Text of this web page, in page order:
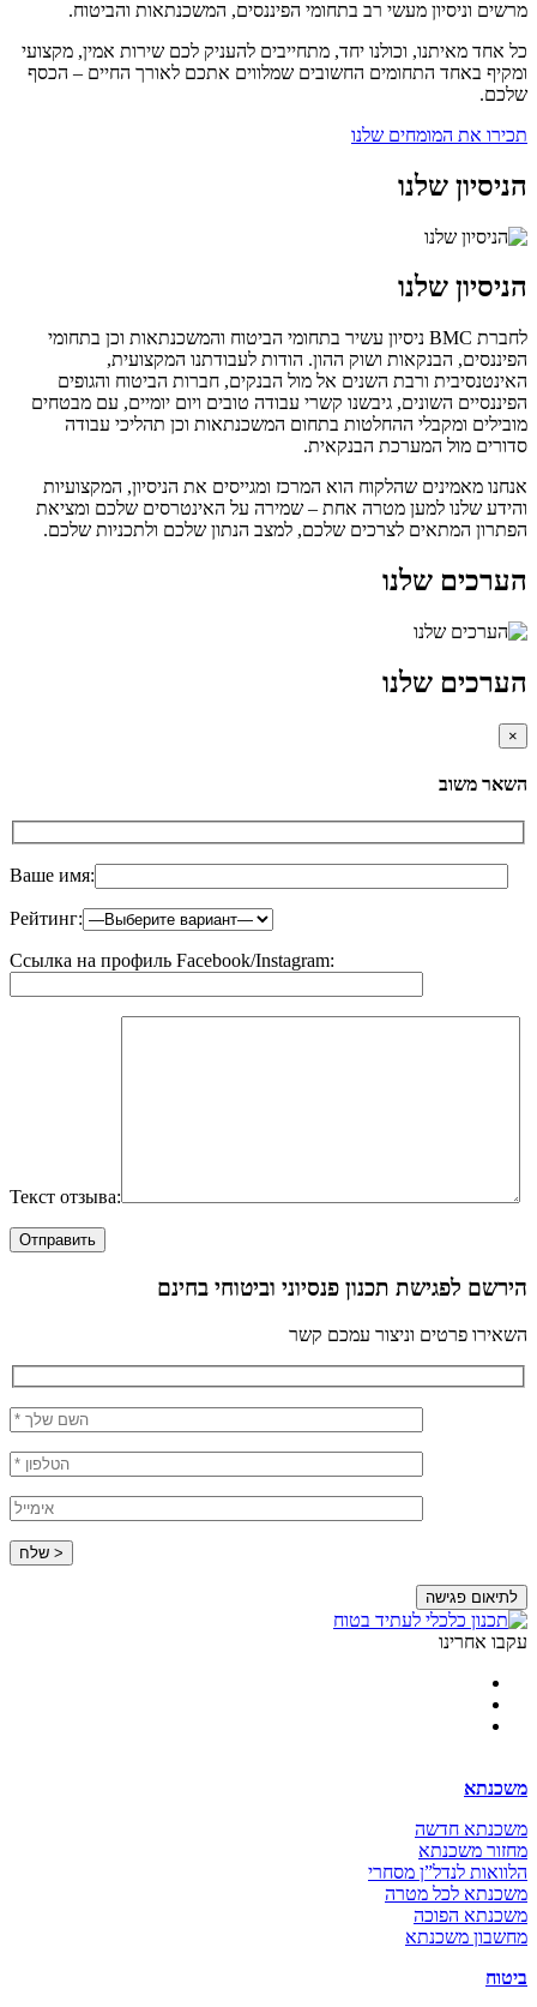
מרשים וניסיון מעשי רב בתחומי הפיננסים, המשכנתאות והביטוח.
כל אחד מאיתנו, וכולנו יחד, מתחייבים להעניק לכם שירות אמין, מקצועי
ומקיף באחד התחומים החשובים שמלווים אתכם לאורך החיים – הכסף
שלכם.
תכירו את המומחים שלנו
הניסיון שלנו
הניסיון שלנו
לחברת BMC ניסיון עשיר בתחומי הביטוח והמשכנתאות וכן בתחומי
הפיננסים, הבנקאות ושוק ההון. הודות לעבודתנו המקצועית,
האינטנסיבית ורבת השנים אל מול הבנקים, חברות הביטוח והגופים
הפיננסיים השונים, גיבשנו קשרי עבודה טובים ויום יומיים, עם מבטחים
מובילים ומקבלי ההחלטות בתחום המשכנתאות וכן תהליכי עבודה
סדורים מול המערכת הבנקאית.
אנחנו מאמינים שהלקוח הוא המרכז ומגייסים את הניסיון, המקצועיות
והידע שלנו למען מטרה אחת – שמירה על האינטרסים שלכם ומציאת
הפתרון המתאים לצרכים שלכם, למצב הנתון שלכם ולתכניות שלכם.
הערכים שלנו
הערכים שלנו
×
השאר משוב
Ваше имя:
Рейтинг:
Ссылка на профиль Facebook/Instagram:
Текст отзыва:
הירשם לפגישת תכנון פנסיוני וביטוחי בחינם
השאירו פרטים וניצור עמכם קשר
לתיאום פגישה
עקבו אחרינו
משכנתא
משכנתא חדשה
מחזור משכנתא
הלוואות לנדל”ן מסחרי
משכנתא לכל מטרה
משכנתא הפוכה
מחשבון משכנתא
ביטוח